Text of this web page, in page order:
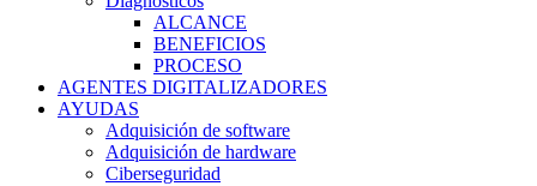
ALCANCE
BENEFICIOS
PROCESO
AGENTES DIGITALIZADORES
AYUDAS
Adquisición de software
Adquisición de hardware
Ciberseguridad